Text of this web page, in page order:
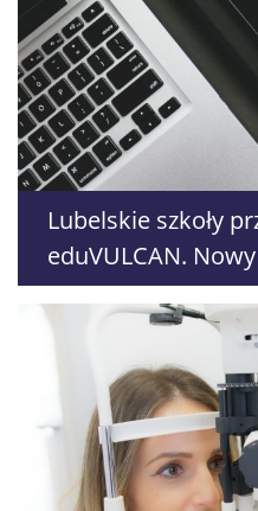
Lubelskie szkoły
eduVULCAN.
sierpnia